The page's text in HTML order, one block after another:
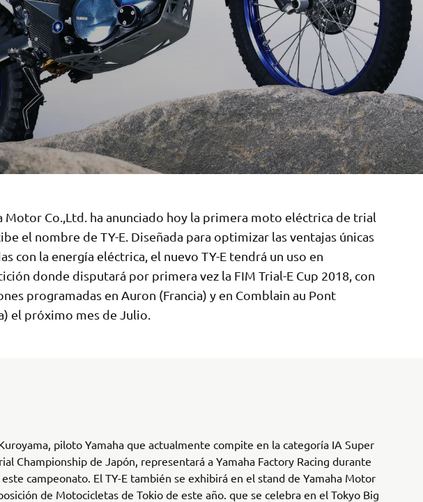
Motor Co.,Ltd. ha anunciado hoy la primera moto eléctrica de trial
el nombre de TY-E. Diseñada para optimizar las ventajas únicas
con la energía eléctrica, el nuevo TY-E tendrá un uso en
donde disputará por primera vez la FIM Trial-E Cup 2018, con
programadas en Auron (Francia) y en Comblain au Pont
el próximo mes de Julio.
piloto Yamaha que actualmente compite en la categoría IA Super
Championship de Japón, representará a Yamaha Factory Racing durante
campeonato. El TY-E también se exhibirá en el stand de Yamaha Motor
de Motocicletas de Tokio de este año. que se celebra en el Tokyo Big